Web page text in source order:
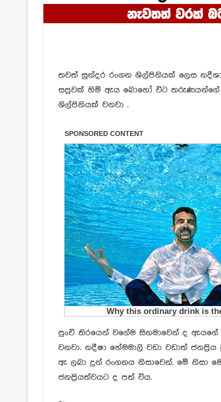
තවත් සුන්දර රංගන ශිල්පිනියක් ලෙස
සපුවක් හිමි ඇය බොහෝ විට තරුණයන්ගේ
ශිල්පිනියක් වනවා .
පුංචි තිරයෙන් වගේම සිනමාවෙන් ද
වනවා. නදීෂා හේමමාලි වඩා වඩාත්
ඇ ලබා දුන් රංගනය නිසාවෙන්. මේ නිසා
ජනප්‍රියත්වයට ද පත් විය.